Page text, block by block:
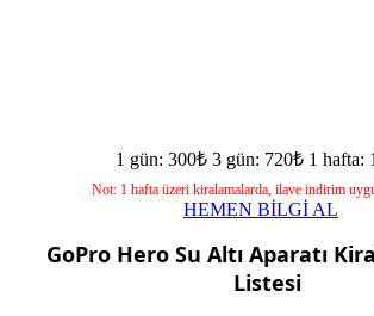
1 gün: 300₺ 3 gün: 720₺ 1 hafta:
Not: 1 hafta üzeri kiralamalarda, ilave indirim
HEMEN BİLGİ AL
GoPro Hero Su Altı Aparatı
Listesi